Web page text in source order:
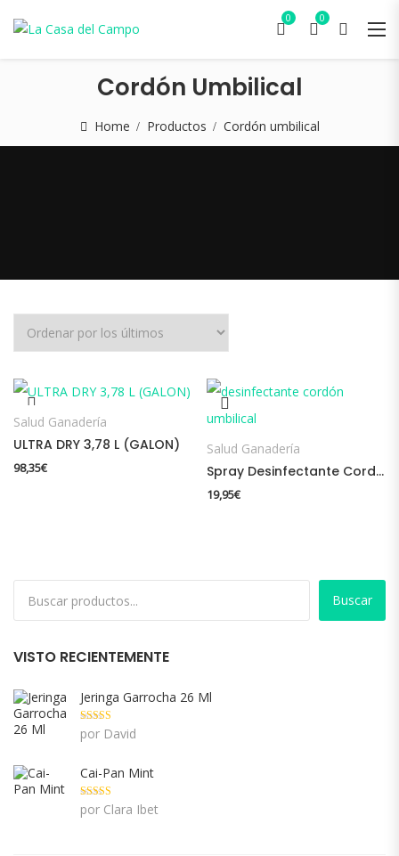
0 0
Cordón Umbilical
Home Productos Cordón umbilical
Salud Ganadería
ULTRA DRY 3,78 L (GALON)
98,35€
Salud Ganadería
Spray Desinfectante Cordón Umbilical
19,95€
Buscar
VISTO RECIENTEMENTE
Jeringa Garrocha 26 Ml
Valorado con
5 de 5
por David
Cai-Pan Mint
Valorado con
5 de 5
por Clara Ibet